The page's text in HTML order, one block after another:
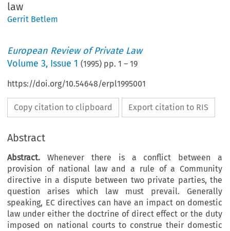
law
Gerrit Betlem
European Review of Private Law
Volume3, Issue 1 (1995) pp.1 –19
https://doi.org/10.54648/erpl1995001
Copy citation to clipboard Export citation to RIS
Abstract
Abstract. Whenever there is a conflict between a
provision of national law and a rule of a Community
directive in a dispute between two private parties, the
question arises which law must prevail. Generally
speaking, EC directives can have an impact on domestic
law under either the doctrine of direct effect or the duty
imposed on national courts to construe their domestic